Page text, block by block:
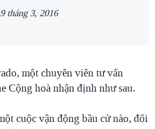
tháng 3, 2016
một chuyên viên tư vấn
Cộng hoà nhận định như sau.
cuộc vận động bầu cử nào, đối